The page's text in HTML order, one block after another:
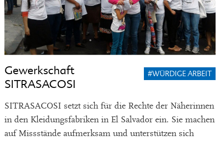
Gewerkschaft
SITRASACOSI
#WÜRDIGE ARBEIT
SITRASACOSI setzt sich für die Rechte der Näherinnen
in den Kleidungsfabriken in El Salvador ein. Sie machen
auf Missstände aufmerksam und unterstützen sich